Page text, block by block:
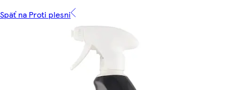
Späť na Proti plesni